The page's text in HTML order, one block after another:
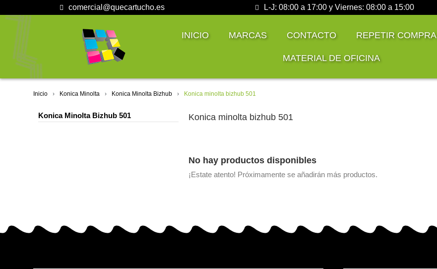
comercial@quecartucho.es L-J: 08:00 a 17:00 y Viernes: 08:00 a 15:00
INICIO MARCAS CONTACTO REPETIR COMPRA
MATERIAL DE OFICINA
Inicio Konica Minolta Konica Minolta Bizhub Konica minolta bizhub 501
Konica Minolta Bizhub 501 Konica minolta bizhub 501
No hay productos disponibles
¡Estate atento! Próximamente se añadirán más productos.